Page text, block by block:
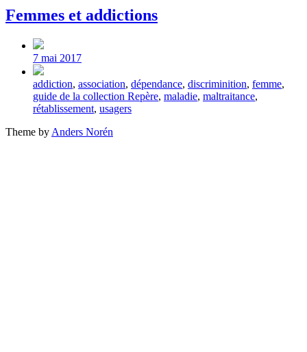
Femmes et addictions
Post
date
7 mai 2017
Tagged
with
addiction, association, dépendance, discriminition, femme,
guide de la collection Repère, maladie, maltraitance,
rétablissement, usagers
Theme by Anders Norén